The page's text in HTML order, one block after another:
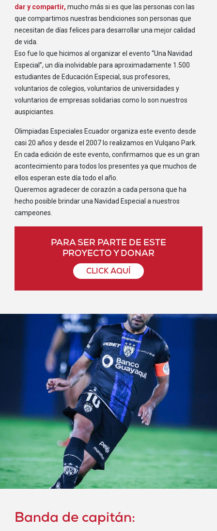
dar y compartir, mucho más si es que las personas con las
que compartimos nuestras bendiciones son personas que
necesitan de días felices para desarrollar una mejor calidad
de vida.
Eso fue lo que hicimos al organizar el evento “Una Navidad
Especial”, un día inolvidable para aproximadamente 1.500
estudiantes de Educación Especial, sus profesores,
voluntarios de colegios, voluntarios de universidades y
voluntarios de empresas solidarias como lo son nuestros
auspiciantes.
Olimpiadas Especiales Ecuador organiza este evento desde
casi 20 años y desde el 2007 lo realizamos en Vulqano Park.
En cada edición de este evento, confirmamos que es un gran
acontecimiento para todos los presentes ya que muchos de
ellos esperan este día todo el año.
Queremos agradecer de corazón a cada persona que ha
hecho posible brindar una Navidad Especial a nuestros
campeones.
PARA SER PARTE DE ESTE
PROYECTO Y DONAR
CLICK AQUÍ
Banda de capitán: